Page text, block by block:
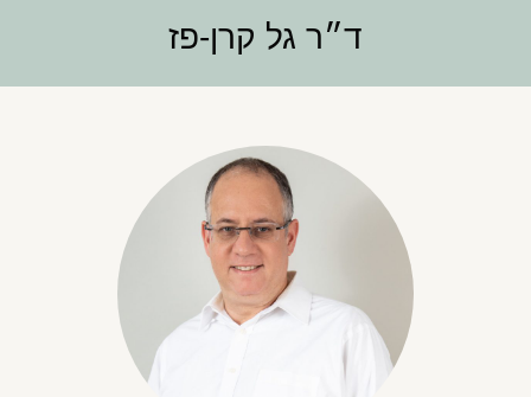
ד״ר גל קרן-פז